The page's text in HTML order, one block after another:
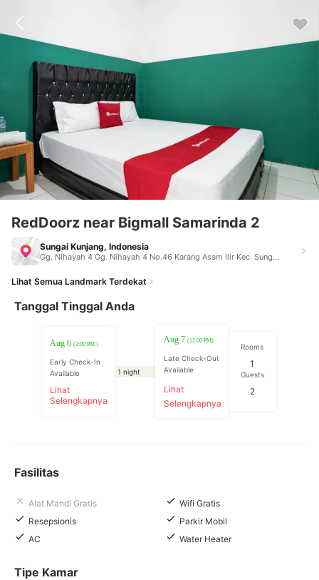
RedDoorz near Bigmall Samarinda 2
Sungai Kunjang, Indonesia
Gg. Nihayah 4 Gg. Nihayah 4 No.46 Karang Asam Ilir Kec. Sungai Kunjang Kota Samarinda, Kalimantan Timur 75243, Indonesia Sungai Kunjang Indonesia 75126
Lihat Semua Landmark Terdekat
Tanggal Tinggal Anda
Aug 6 (2:00 PM )
Early Check-In
Available
Lihat
Selengkapnya
1 night
Aug 7(12:00 PM)
Late Check-Out
Available
Lihat
Selengkapnya
Rooms
1
Guests
2
Fasilitas
Alat Mandi Gratis
Wifi Gratis
Resepsionis
Parkir Mobil
AC
Water Heater
Tipe Kamar